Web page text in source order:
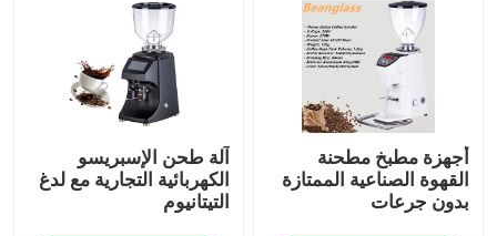
أجهزة مطبخ مطحنة
القهوة الصناعية الممتازة
بدون جرعات
آلة طحن الإسبريسو
الكهربائية التجارية مع لدغ
التيتانيوم